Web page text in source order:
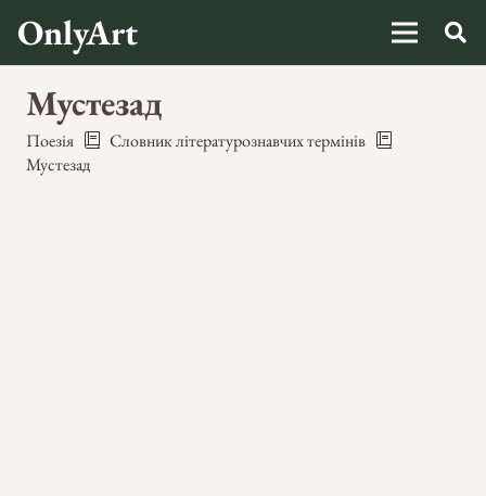
OnlyArt
Мустезад
Поезія
Словник літературознавчих термінів
Мустезад